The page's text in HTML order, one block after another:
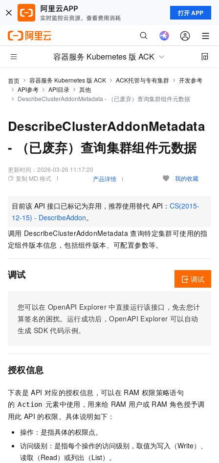
打开 APP
容器服务 Kubernetes 版 ACK
首页 容器服务 Kubernetes 版 ACK ACK托管与专有集群
开发参考
API参考
API目录
其他
DescribeClusterAddonMetadata - （已废弃）查询集群组件元数据
DescribeClusterAddonMetadata
- （已废弃）查询集群组件元数据
更新时间： 2026-03-26 11:17:20
复制 MD 格式
产品详情 我的收藏
目前该 API 接口已标记为弃用，推荐使用替代 API： CS(2015-
12-15) - DescribeAddon。
调用 DescribeClusterAddonMetadata 查询特定集群可使用的指
定组件版本信息，包括组件版本、可配置参数等。
调试
您可以在 OpenAPI Explorer 中直接运行该接口，免去您计
算签名的困扰。运行成功后，OpenAPI Explorer 可以自动
生成 SDK 代码示例。
调试
授权信息
下表是 API 对应的授权信息，可以在 RAM 权限策略语句
的 Action 元素中使用，用来给 RAM 用户或 RAM 角色授予调
用此 API 的权限。具体说明如下：
操作：是指具体的权限点。
访问级别：是指每个操作的访问级别，取值为写入（Write）、
读取（Read）或列出（List）。